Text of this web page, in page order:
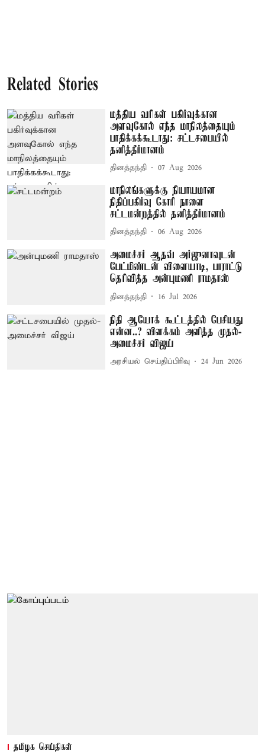
Related Stories
மத்திய வரிகள் பகிர்வுக்கான
அளவுகோல் எந்த மாநிலத்தையும்
பாதிக்கக்கூடாது: சட்டசபையில்
தனித்தீர்மானம்
தினத்தந்தி 07 Aug 2026
மாநிலங்களுக்கு நியாயமான
நிதிப்பகிர்வு கோரி நாளை
சட்டமன்றத்தில் தனித்தீர்மானம்
தினத்தந்தி 06 Aug 2026
அமைச்சர் ஆதவ் அர்ஜுனாவுடன்
பேட்மிண்டன் விளையாடி, பாராட்டு
தெரிவித்த அன்புமணி ராமதாஸ்
தினத்தந்தி 16 Jul 2026
நிதி ஆயோக் கூட்டத்தில் பேசியது
என்ன..? விளக்கம் அளித்த முதல்-
அமைச்சர் விஜய்
அரசியல் செய்திப்பிரிவு 24 Jun 2026
தமிழக செய்திகள்